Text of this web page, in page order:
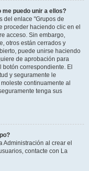
puedo unir a ellos?
del enlace "Grupos de
proceder haciendo clic en el
acceso. Sin embargo,
otros están cerrados y
puede unirse haciendo
de aprobación para
correspondiente. El
y seguramente le
continuamente al
tenga sus
Administración al crear el
contacte con La